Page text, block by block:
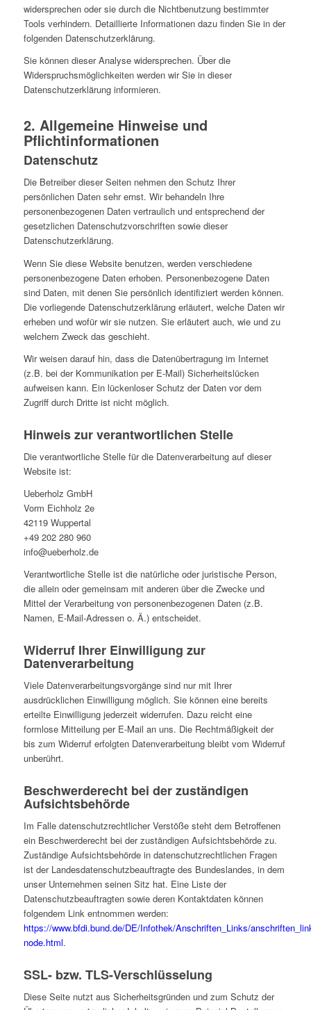
widersprechen oder sie durch die Nichtbenutzung bestimmter
Tools verhindern. Detaillierte Informationen dazu finden Sie in der
folgenden Datenschutzerklärung.
Sie können dieser Analyse widersprechen. Über die
Widerspruchsmöglichkeiten werden wir Sie in dieser
Datenschutzerklärung informieren.
2. Allgemeine Hinweise und
Pflichtinformationen
Datenschutz
Die Betreiber dieser Seiten nehmen den Schutz Ihrer
persönlichen Daten sehr ernst. Wir behandeln Ihre
personenbezogenen Daten vertraulich und entsprechend der
gesetzlichen Datenschutzvorschriften sowie dieser
Datenschutzerklärung.
Wenn Sie diese Website benutzen, werden verschiedene
personenbezogene Daten erhoben. Personenbezogene Daten
sind Daten, mit denen Sie persönlich identifiziert werden können.
Die vorliegende Datenschutzerklärung erläutert, welche Daten wir
erheben und wofür wir sie nutzen. Sie erläutert auch, wie und zu
welchem Zweck das geschieht.
Wir weisen darauf hin, dass die Datenübertragung im Internet
(z.B. bei der Kommunikation per E-Mail) Sicherheitslücken
aufweisen kann. Ein lückenloser Schutz der Daten vor dem
Zugriff durch Dritte ist nicht möglich.
Hinweis zur verantwortlichen Stelle
Die verantwortliche Stelle für die Datenverarbeitung auf dieser
Website ist:
Ueberholz GmbH
Vorm Eichholz 2e
42119 Wuppertal
+49 202 280 960
info@ueberholz.de
Verantwortliche Stelle ist die natürliche oder juristische Person,
die allein oder gemeinsam mit anderen über die Zwecke und
Mittel der Verarbeitung von personenbezogenen Daten (z.B.
Namen, E-Mail-Adressen o. Ä.) entscheidet.
Widerruf Ihrer Einwilligung zur
Datenverarbeitung
Viele Datenverarbeitungsvorgänge sind nur mit Ihrer
ausdrücklichen Einwilligung möglich. Sie können eine bereits
erteilte Einwilligung jederzeit widerrufen. Dazu reicht eine
formlose Mitteilung per E-Mail an uns. Die Rechtmäßigkeit der
bis zum Widerruf erfolgten Datenverarbeitung bleibt vom Widerruf
unberührt.
Beschwerderecht bei der zuständigen
Aufsichtsbehörde
Im Falle datenschutzrechtlicher Verstöße steht dem Betroffenen
ein Beschwerderecht bei der zuständigen Aufsichtsbehörde zu.
Zuständige Aufsichtsbehörde in datenschutzrechtlichen Fragen
ist der Landesdatenschutzbeauftragte des Bundeslandes, in dem
unser Unternehmen seinen Sitz hat. Eine Liste der
Datenschutzbeauftragten sowie deren Kontaktdaten können
folgendem Link entnommen werden:
https://www.bfdi.bund.de/DE/Infothek/Anschriften_Links/
node.html.
SSL- bzw. TLS-Verschlüsselung
Diese Seite nutzt aus Sicherheitsgründen und zum Schutz der